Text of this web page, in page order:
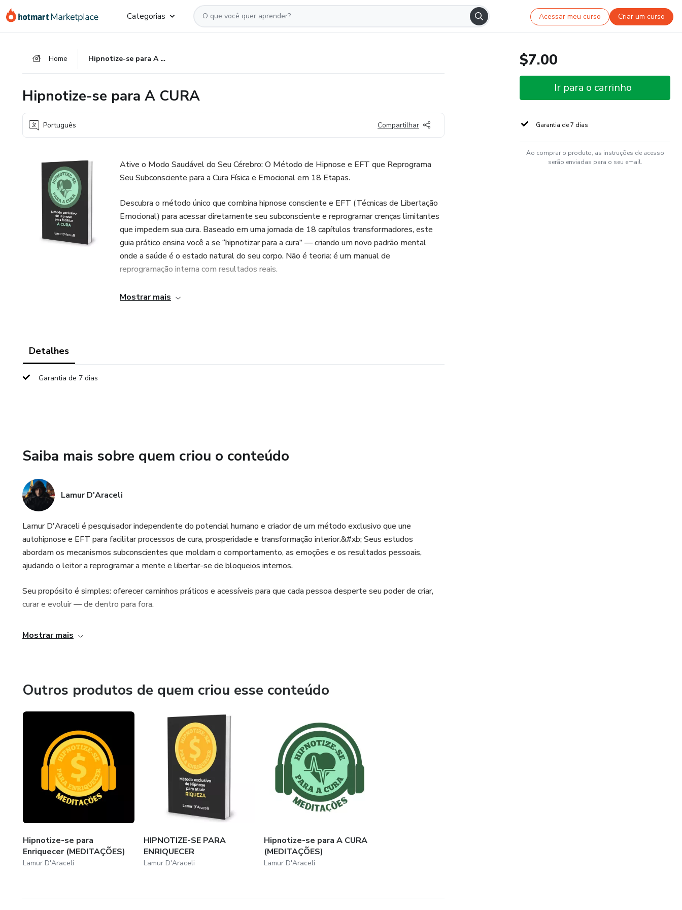
para
para
para
Categorias Acessar meu curso Criar um curso
Home Hipnotize-se para A CURA
Hipnotize-se para A CURA
Português Compartilhar
Ative o Modo Saudável do Seu Cérebro: O Método de Hipnose e EFT que Reprograma
Seu Subconsciente para a Cura Física e Emocional em 18 Etapas.
Descubra o método único que combina hipnose consciente e EFT (Técnicas de Libertação
Emocional) para acessar diretamente seu subconsciente e reprogramar crenças limitantes
que impedem sua cura. Baseado em uma jornada de 18 capítulos transformadores, este
guia prático ensina você a se “hipnotizar para a cura” — criando um novo padrão mental
onde a saúde é o estado natural do seu corpo. Não é teoria: é um manual de
reprogramação interna com resultados reais.
Mostrar mais
Detalhes
Garantia de 7 dias
Saiba mais sobre quem criou o conteúdo
Lamur D'Araceli
Lamur D'Araceli é pesquisador independente do potencial humano e criador de um método exclusivo que une
autohipnose e EFT para facilitar processos de cura, prosperidade e transformação interior.&#xb; Seus estudos
abordam os mecanismos subconscientes que moldam o comportamento, as emoções e os resultados pessoais,
ajudando o leitor a reprogramar a mente e libertar-se de bloqueios internos.
Seu propósito é simples: oferecer caminhos práticos e acessíveis para que cada pessoa desperte seu poder de criar,
curar e evoluir — de dentro para fora.
Mostrar mais
Outros produtos de quem criou esse conteúdo
Hipnotize-se para
Enriquecer (MEDITAÇÕES)
Lamur D'Araceli
HIPNOTIZE-SE PARA
ENRIQUECER
Lamur D'Araceli
Hipnotize-se para A CURA
(MEDITAÇÕES)
Lamur D'Araceli
$7.00
Ir para o carrinho
Garantia de 7 dias
Ao comprar o produto, as instruções de acesso
serão enviadas para o seu email.